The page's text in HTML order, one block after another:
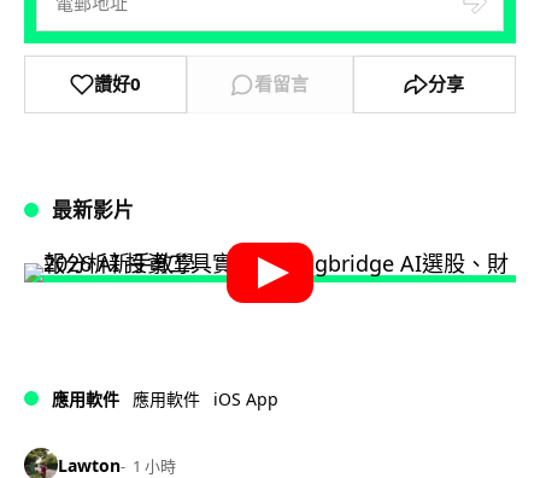
讚好0 看留言 分享
最新影片
應用軟件 應用軟件 iOS App
Lawton 1 小時